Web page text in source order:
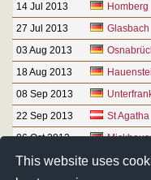
This website uses
14 Jul 2013
Homberg
27 Jul 2013
Glasbach
03 Aug 2013
18 Aug 2013
08 Sep 2013
22 Sep 2013
St Agatha
06 Oct 2013